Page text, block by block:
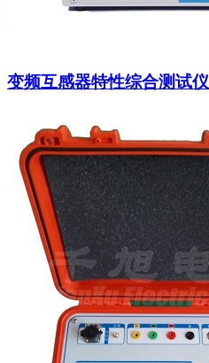
变频互感器特性综合测试仪